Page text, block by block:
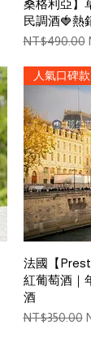
桑格利亞】
民調酒🍓熱
Regular
NT$490.00
人氣口碑款
法國【
紅葡萄酒｜
酒
Regular
NT$350.00